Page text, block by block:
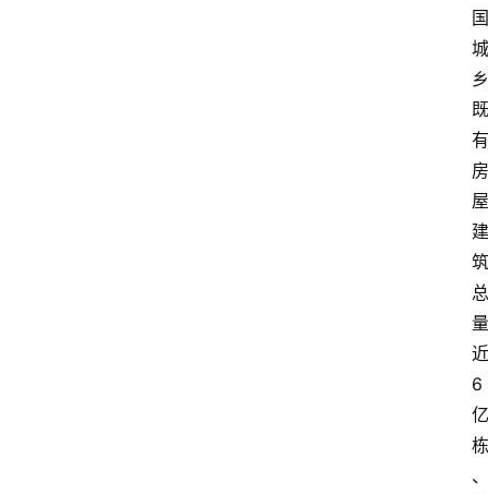
国
城
乡
既
有
房
屋
建
筑
总
量
近
6
亿
栋
、